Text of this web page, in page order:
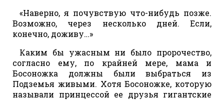
«Наверно, я почувствую что-нибудь позже.
Возможно, через несколько дней. Если,
конечно, доживу…»
Каким бы ужасным ни было пророчество,
согласно ему, по крайней мере, мама и
Босоножка должны были выбраться из
Подземья живыми. Хотя Босоножке, которую
называли принцессой ее друзья гигантские